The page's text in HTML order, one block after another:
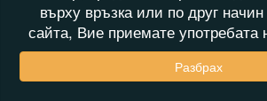
върху връзка или по друг
сайта, Вие приемате употребата
Разбрах